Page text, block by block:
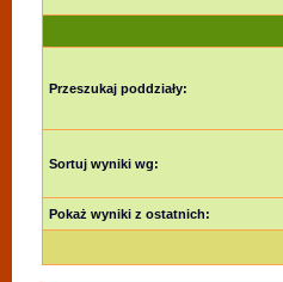
Przeszukaj poddziały:
Sortuj wyniki wg:
Pokaż wyniki z ostatnich: